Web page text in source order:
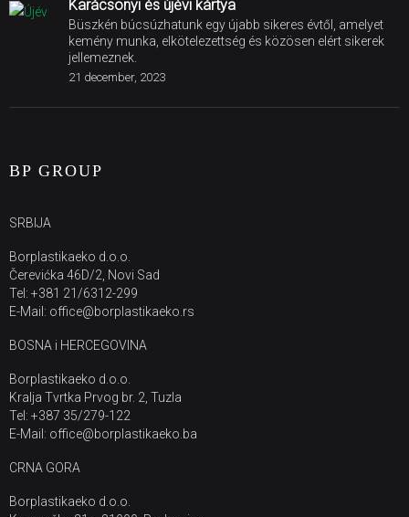
Karácsonyi és újévi kártya
Büszkén búcsúzhatunk egy újabb sikeres évtől, amelyet
kemény munka, elkötelezettség és közösen elért sikerek
jellemeznek.
21 december, 2023
BP GROUP
SRBIJA
Borplastikaeko d.o.o.
Čerevićka 46D/2, Novi Sad
Tel: +381 21/6312-299
E-Mail: office@borplastikaeko.rs
BOSNA i HERCEGOVINA
Borplastikaeko d.o.o.
Kralja Tvrtka Prvog br. 2, Tuzla
Tel: +387 35/279-122
E-Mail: office@borplastikaeko.ba
CRNA GORA
Borplastikaeko d.o.o.